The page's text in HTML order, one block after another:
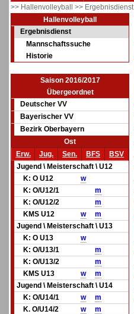
>> Hallenvolleyball >> Ergebnisdienst
Hallenvolleyball
Ergebnisdienst
Mannschaftssuche
Historie
Saison 2016/2017
Übergeordnet
Deutscher VV
Bayerischer VV
Bezirk Oberbayern
Ost
Erw.
Jug. Sen. BFS
BSV
Jugend \ Meisterschaft \ U12
K: O U12
w
K: O/U12/1
m
K: O/U12/2
m
KMS U12
w
m
Jugend \ Meisterschaft \ U13
K: O U13
w
K: O/U13/1
m
K: O/U13/2
m
KMS U13
w
m
Jugend \ Meisterschaft \ U14
K: O/U14/1
w
m
K. O/U14/2
w
m